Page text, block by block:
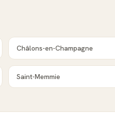
Châlons-en-Champagne
Saint-Memmie